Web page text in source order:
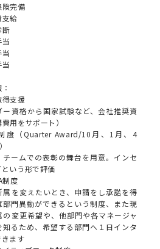
険完備
支給
断
当
当
当
支援
ー資格から国家試験など、会社推奨資
用をサポート）
度（Quarter Award/10月、1月、4
ームでの表彰の舞台を用意。インセ
という形で評価
制度
属を変えたいとき、申請をし承諾を得
部門異動ができるという制度、また現
の変更希望や、他部門や各マネージャ
知るため、希望する部門へ１日インタ
ます